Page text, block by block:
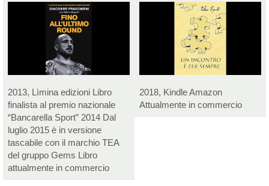
2013, Lìmina edizioni Libro
finalista al premio nazionale
“Bancarella Sport” 2014 Dal
luglio 2015 è in versione
tascabile con il marchio TEA
del gruppo Gems Libro
attualmente in commercio
2018, Kindle Amazon
Attualmente in commercio